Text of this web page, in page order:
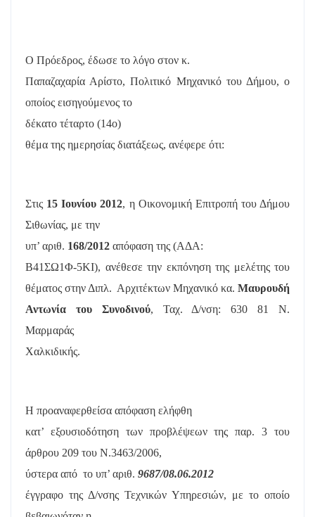
Ο Πρόεδρος, έδωσε το λόγο στον κ.
Παπαζαχαρία Αρίστο, Πολιτικό Μηχανικό του Δήμου, ο
οποίος εισηγούμενος το
δέκατο τέταρτο (14o)
θέμα της ημερησίας διατάξεως, ανέφερε ότι:
Στις 15 Ιουνίου 2012, η Οικονομική Επιτροπή του Δήμου
Σιθωνίας, με την
υπ’ αριθ. 168/2012 απόφαση της (ΑΔΑ:
Β41ΣΩ1Φ-5ΚΙ), ανέθεσε την εκπόνηση της μελέτης του
θέματος στην Διπλ. Αρχιτέκτων Μηχανικό κα. Μαυρουδή
Αντωνία του Συνοδινού, Ταχ. Δ/νση: 630 81 Ν.
Μαρμαράς
Χαλκιδικής.
Η προαναφερθείσα απόφαση ελήφθη
κατ’ εξουσιοδότηση των προβλέψεων της παρ. 3 του
άρθρου 209 του Ν.3463/2006,
ύστερα από το υπ’ αριθ. 9687/08.06.2012
έγγραφο της Δ/νσης Τεχνικών Υπηρεσιών, με το οποίο